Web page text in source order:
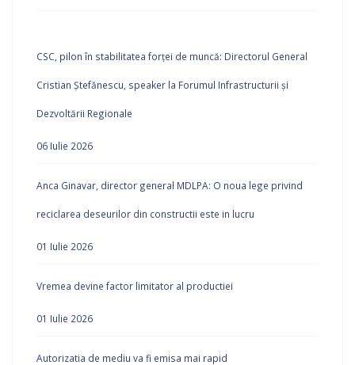
CSC, pilon în stabilitatea forței de muncă: Directorul General
Cristian Ștefănescu, speaker la Forumul Infrastructurii și
Dezvoltării Regionale
06 Iulie 2026
Anca Ginavar, director general MDLPA: O noua lege privind
reciclarea deseurilor din constructii este in lucru
01 Iulie 2026
Vremea devine factor limitator al productiei
01 Iulie 2026
Autorizatia de mediu va fi emisa mai rapid